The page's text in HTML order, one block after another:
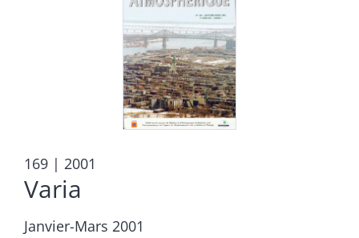
169 | 2001
Varia
Janvier-Mars 2001